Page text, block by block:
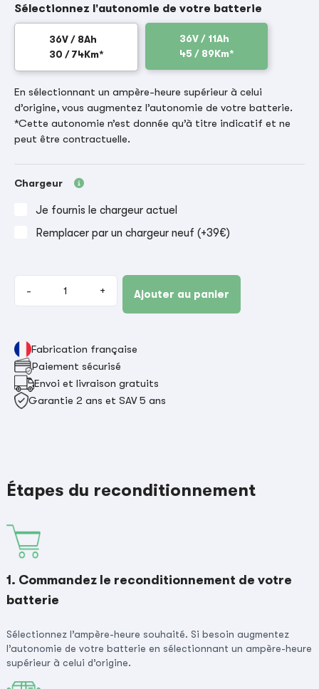
Sélectionnez l'autonomie de votre batterie
36V / 8Ah
30 / 74Km*
36V / 11Ah
45 / 89Km*
En sélectionnant un ampère-heure supérieur à celui
d’origine, vous augmentez l’autonomie de votre batterie.
*Cette autonomie n’est donnée qu’à titre indicatif et ne
peut être contractuelle.
Chargeur
Je fournis le chargeur actuel
Remplacer par un chargeur neuf (+39€)
- + Ajouter au panier
Fabrication française
Paiement sécurisé
Envoi et livraison gratuits
Garantie 2 ans et SAV 5 ans
Étapes du reconditionnement
1. Commandez le reconditionnement de votre
batterie
Sélectionnez l’ampère-heure souhaité. Si besoin augmentez
l’autonomie de votre batterie en sélectionnant un ampère-heure
supérieur à celui d’origine.